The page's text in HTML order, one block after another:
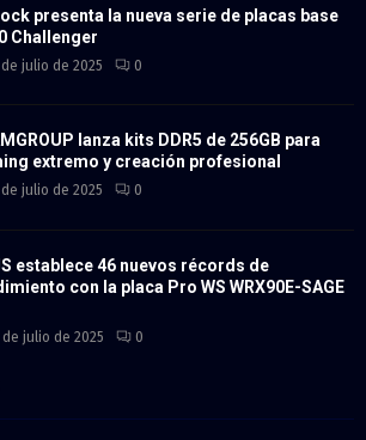
presenta la nueva serie de placas base
Challenger
de julio de 2025 0
lanza kits DDR5 de 256GB para
extremo y creación profesional
de julio de 2025 0
establece 46 nuevos récords de
con la placa Pro WS WRX90E-SAGE
de julio de 2025 0